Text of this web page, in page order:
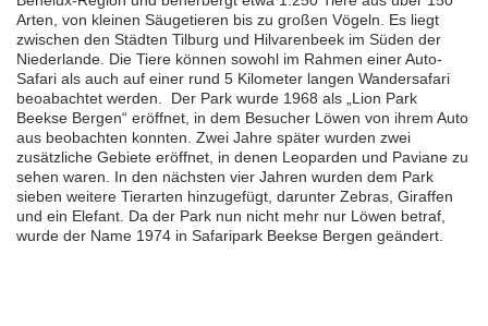
Arten, von kleinen Säugetieren bis zu großen Vögeln. Es liegt
zwischen den Städten Tilburg und Hilvarenbeek im Süden der
Niederlande. Die Tiere können sowohl im Rahmen einer Auto-
Safari als auch auf einer rund 5 Kilometer langen Wandersafari
beoabachtet werden. Der Park wurde 1968 als „Lion Park
Beekse Bergen“ eröffnet, in dem Besucher Löwen von ihrem Auto
aus beobachten konnten. Zwei Jahre später wurden zwei
zusätzliche Gebiete eröffnet, in denen Leoparden und Paviane zu
sehen waren. In den nächsten vier Jahren wurden dem Park
sieben weitere Tierarten hinzugefügt, darunter Zebras, Giraffen
und ein Elefant. Da der Park nun nicht mehr nur Löwen betraf,
wurde der Name 1974 in Safaripark Beekse Bergen geändert.